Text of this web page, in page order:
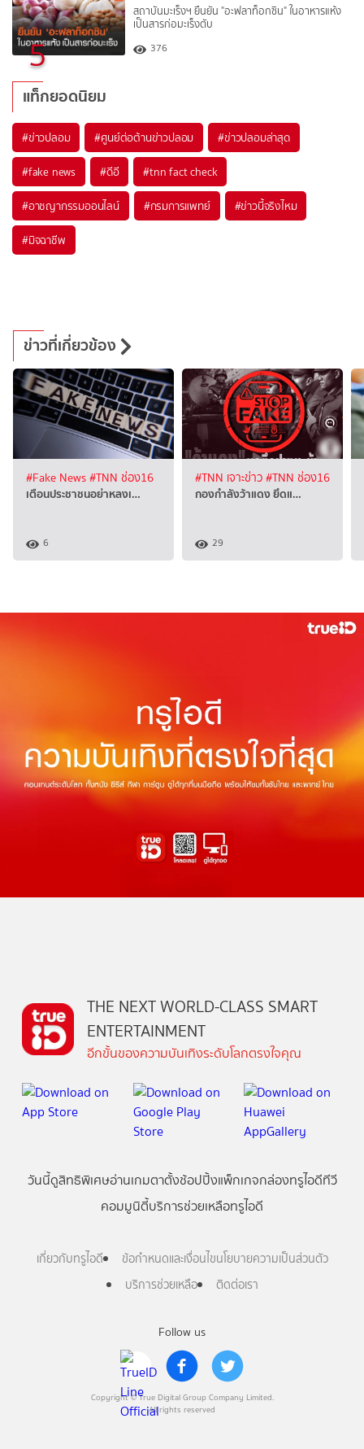
5
สถาบันมะเร็งฯ ยืนยัน "อะฟลาท็อกซิน" ในอาหารแห้ง
เป็นสารก่อมะเร็งตับ
376
แท็กยอดนิยม
#ข่าวปลอม #ศูนย์ต่อต้านข่าวปลอม #ข่าวปลอมล่าสุด
#fake news #ดีอี #tnn fact check
#อาชญากรรมออนไลน์ #กรมการแพทย์ #ข่าวนี้จริงไหม
#มิจฉาชีพ
ข่าวที่เกี่ยวข้อง
#Fake News#TNN ช่อง16
เตือนประชาชนอย่าหลงเ…
6
#TNN เจาะข่าว#TNN ช่อง16
กองกำลังว้าแดง ยึดแ…
29
Follow us
Copyright © True Digital Group Company Limited.
All rights reserved
THE NEXT WORLD-CLASS SMART
ENTERTAINMENT
อีกขั้นของความบันเทิงระดับโลกตรงใจคุณ
วันนี้ดูสิทธิพิเศษอ่านเกมตาตั้งช้อปปิ้งแพ็กเกจกล่องทรูไอดีทีวี
คอมมูนิตี้บริการช่วยเหลือทรูไอดี
เกี่ยวกับทรูไอดี ข้อกำหนดและเงื่อนไขนโยบายความเป็นส่วนตัว
บริการช่วยเหลือ
ติดต่อเรา